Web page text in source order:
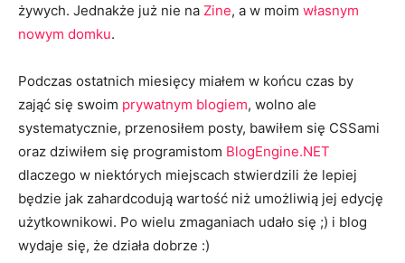
żywych. Jednakże już nie na Zine, a w moim własnym
nowym domku.
Podczas ostatnich miesięcy miałem w końcu czas by
zająć się swoim prywatnym blogiem, wolno ale
systematycznie, przenosiłem posty, bawiłem się CSSami
oraz dziwiłem się programistom BlogEngine.NET
dlaczego w niektórych miejscach stwierdzili że lepiej
będzie jak zahardcodują wartość niż umożliwią jej edycję
użytkownikowi. Po wielu zmaganiach udało się ;) i blog
wydaje się, że działa dobrze :)